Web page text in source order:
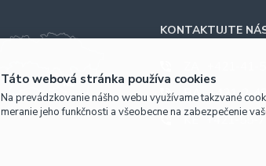
KONTAKTUJTE
BA +421-2-
KE +421-55-
Táto webová stránka používa cookies
Na prevádzkovanie nášho webu využívame takzvané
meranie jeho funkčnosti a všeobecne na zabezpečenie